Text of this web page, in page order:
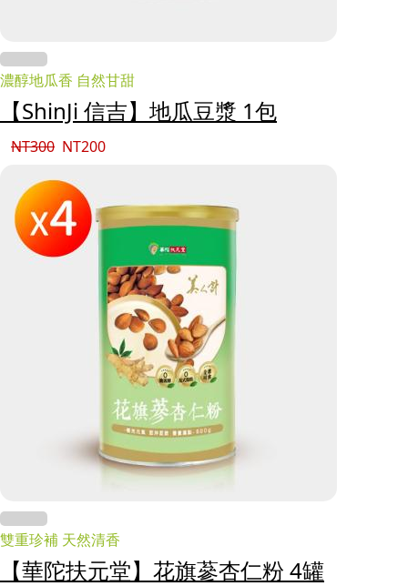
濃醇地瓜香 自然甘甜
【ShinJi 信吉】地瓜豆漿 1包
NT300 NT200
雙重珍補 天然清香
【華陀扶元堂】花旗蔘杏仁粉 4罐